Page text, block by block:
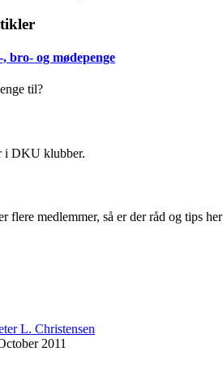
bro- og mødepenge
til?
i DKU klubber.
flere medlemmer, så er der råd og tips her
L. Christensen
2011